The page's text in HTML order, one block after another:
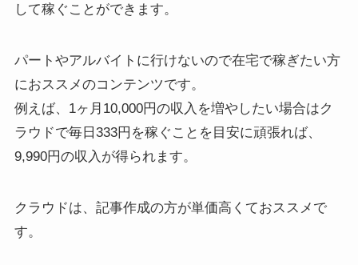
して稼ぐことができます。
パートやアルバイトに行けないので在宅で稼ぎたい方
におススメのコンテンツです。
例えば、1ヶ月10,000円の収入を増やしたい場合はク
ラウドで毎日333円を稼ぐことを目安に頑張れば、
9,990円の収入が得られます。
クラウドは、記事作成の方が単価高くておススメで
す。